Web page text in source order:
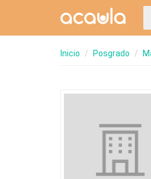
Inicio Posgrado